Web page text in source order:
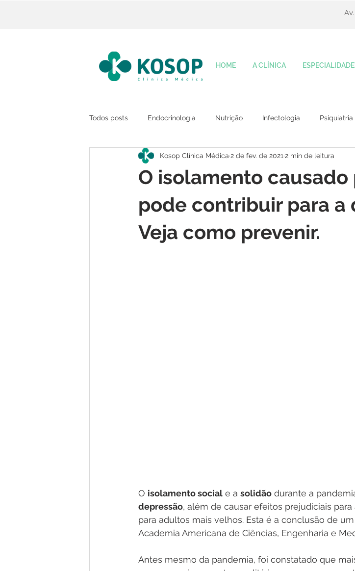
Todos posts Endocrinologia Nutrição Infectologia Psiquiatria
O isolamento causado
pode contribuir para a
Veja como prevenir.
Kosop Clínica Médica 2 de fev. de 2021 2 min de leitura
O isolamento social e a solidão durante a
depressão, além de causar efeitos prejudiciais
para adultos mais velhos. Esta é a conclusão de
Academia Americana de Ciências, Engenharia e
Antes mesmo da pandemia, foi constatado que
HOME A CLÍNICA